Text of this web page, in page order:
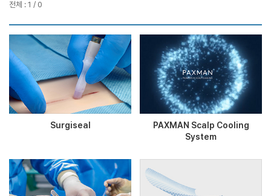
전체 : 1 / 0
Surgiseal
PAXMAN Scalp Cooling
System